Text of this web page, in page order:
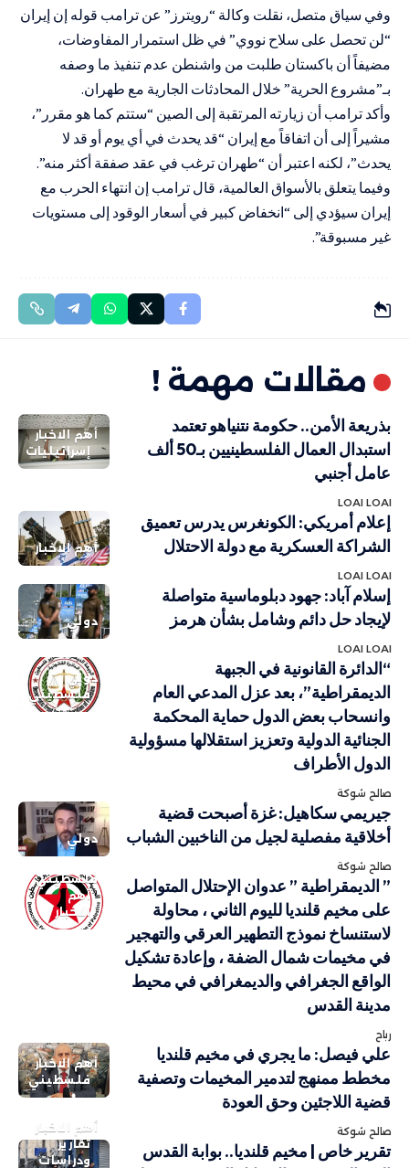
وفي سياق متصل، نقلت وكالة “رويترز” عن ترامب قوله إن إيران
“لن تحصل على سلاح نووي” في ظل استمرار المفاوضات،
مضيفاً أن باكستان طلبت من واشنطن عدم تنفيذ ما وصفه
بـ”مشروع الحرية” خلال المحادثات الجارية مع طهران.
وأكد ترامب أن زيارته المرتقبة إلى الصين “ستتم كما هو مقرر”،
مشيراً إلى أن اتفاقاً مع إيران “قد يحدث في أي يوم أو قد لا
يحدث”، لكنه اعتبر أن “طهران ترغب في عقد صفقة أكثر منه”.
وفيما يتعلق بالأسواق العالمية، قال ترامب إن انتهاء الحرب مع
إيران سيؤدي إلى “انخفاض كبير في أسعار الوقود إلى مستويات
غير مسبوقة”.
مقالات مهمة !
أهم الاخبار
إسرائيليات
بذريعة الأمن.. حكومة نتنياهو تعتمد
استبدال العمال الفلسطينيين بـ50 ألف
عامل أجنبي
LOAI LOAI
أهم الاخبار
إعلام أمريكي: الكونغرس يدرس تعميق
الشراكة العسكرية مع دولة الاحتلال
LOAI LOAI
دولي
إسلام آباد: جهود دبلوماسية متواصلة
لإيجاد حل دائم وشامل بشأن هرمز
LOAI LOAI
دولي
فلسطيني
“الدائرة القانونية في الجبهة
الديمقراطية”، بعد عزل المدعي العام
وانسحاب بعض الدول حماية المحكمة
الجنائية الدولية وتعزيز استقلالها مسؤولية
الدول الأطراف
صالح شوكة
دولي
جيريمي سكاهيل: غزة أصبحت قضية
أخلاقية مفصلية لجيل من الناخبين الشباب
صالح شوكة
فلسطيني
أهم
الاخبار
” الديمقراطية ” عدوان الإحتلال المتواصل
على مخيم قلنديا لليوم الثاني ، محاولة
لاستنساخ نموذج التطهير العرقي والتهجير
في مخيمات شمال الضفة ، وإعادة تشكيل
الواقع الجغرافي والديمغرافي في محيط
مدينة القدس
رباح
أهم الاخبار
فلسطيني
علي فيصل: ما يجري في مخيم قلنديا
مخطط ممنهج لتدمير المخيمات وتصفية
قضية اللاجئين وحق العودة
صالح شوكة
أهم الاخبار
تقارير
ودراسات
تقرير خاص | مخيم قلنديا.. بوابة القدس